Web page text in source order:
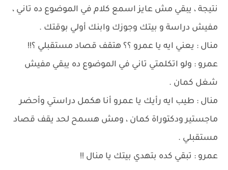
نتيجة ، يبقي مش عايز اسمع كلام في الموضوع ده تاني ،
مفيش دراسة و بيتك وجوزك وابنك أولي بوقتك .
منال : يعني ايه يا عمرو ؟؟ هتقف قصاد مستقبلي ؟!!
عمرو : ولو اتكلمتي تاني في الموضوع ده يبقي مفيش
شغل كمان .
منال : طيب ايه رأيك يا عمرو أنا هكمل دراستي وأحضر
ماجستير ودكتوراة كمان ، ومش هسمح لحد يقف قصاد
مستقبلي .
عمرو : تبقي كده بتهدي بيتك يا منال !!